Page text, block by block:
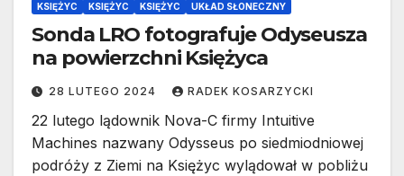
KSIĘŻYC KSIĘŻYC KSIĘŻYC UKŁAD SŁONECZNY
Sonda LRO fotografuje Odyseusza
na powierzchni Księżyca
28 LUTEGO 2024 RADEK KOSARZYCKI
22 lutego lądownik Nova-C firmy Intuitive
Machines nazwany Odysseus po siedmiodniowej
podróży z Ziemi na Księżyc wylądował w pobliżu